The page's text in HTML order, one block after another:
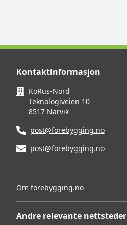
Kontaktinformasjon
KoRus-Nord
Teknologiveien 10
8517 Narvik
post@forebygging.no
post@forebygging.no
Om forebygging.no
Andre relevante nettsteder